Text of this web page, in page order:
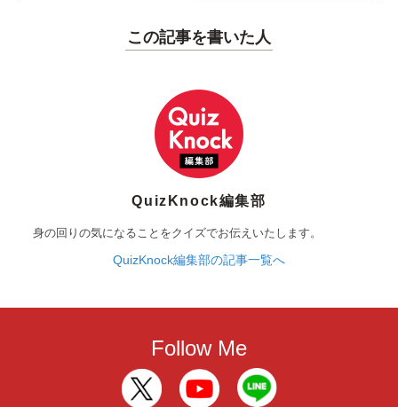
この記事を書いた人
QuizKnock編集部
身の回りの気になることをクイズでお伝えいたします。
QuizKnock編集部の記事一覧へ
Follow Me